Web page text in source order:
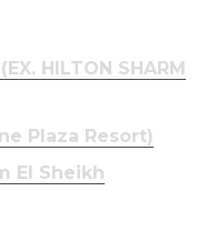
HILTON SHARM
Plaza Resort)
El Sheikh